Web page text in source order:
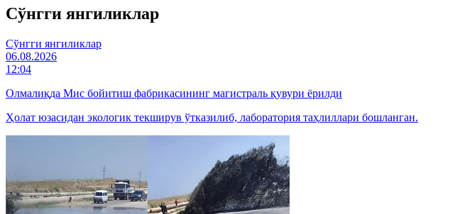
Cўнгги янгиликлар
Cўнгги янгиликлар
06.08.2026
12:04
Олмалиқда Мис бойитиш фабрикасининг магистраль қувури ёрилди
Ҳолат юзасидан экологик текширув ўтказилиб, лаборатория таҳлиллари бошланган.